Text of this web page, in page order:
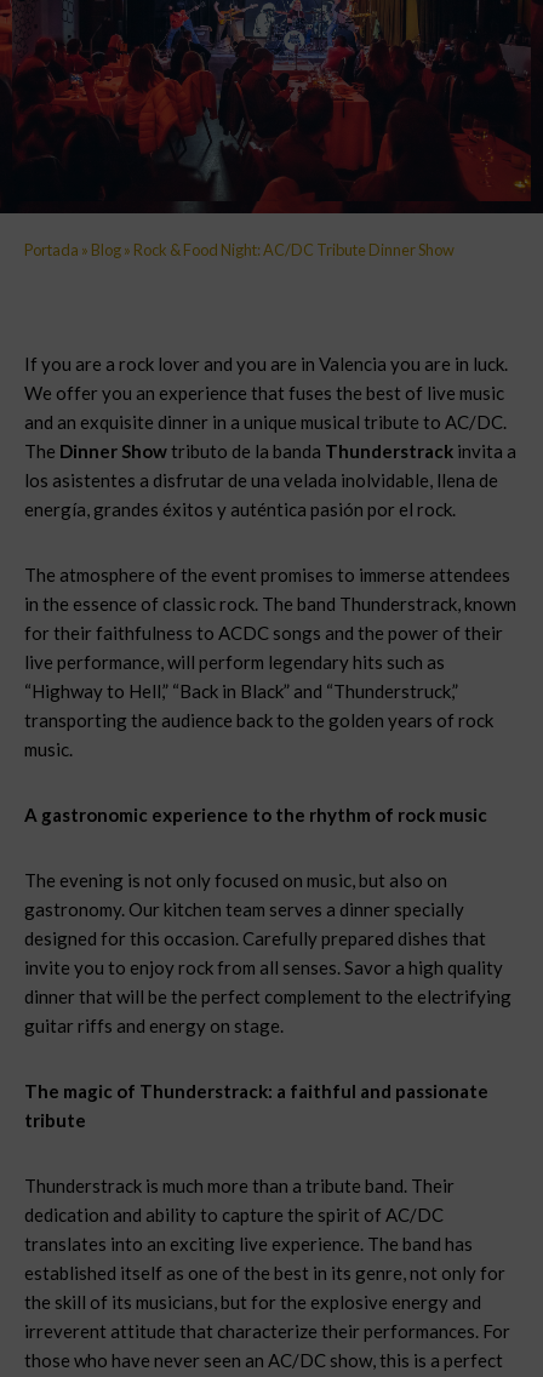
Portada » Blog» Rock & Food Night: AC/DC Tribute Dinner Show
If you are a rock lover and you are in Valencia you are in luck.
We offer you an experience that fuses the best of live music
and an exquisite dinner in a unique musical tribute to AC/DC.
The Dinner Showtributo de la banda Thunderstrack invita a
los asistentes a disfrutar de una velada inolvidable, llena de
energía, grandes éxitos y auténtica pasión por el rock.
The atmosphere of the event promises to immerse attendees
in the essence of classic rock. The band Thunderstrack, known
for their faithfulness to ACDC songs and the power of their
live performance, will perform legendary hits such as
“Highway to Hell,” “Back in Black” and “Thunderstruck,”
transporting the audience back to the golden years of rock
music.
A gastronomic experience to the rhythm of rock music
The evening is not only focused on music, but also on
gastronomy. Our kitchen team serves a dinner specially
designed for this occasion. Carefully prepared dishes that
invite you to enjoy rock from all senses. Savor a high quality
dinner that will be the perfect complement to the electrifying
guitar riffs and energy on stage.
The magic of Thunderstrack: a faithful and passionate
tribute
Thunderstrack is much more than a tribute band. Their
dedication and ability to capture the spirit of AC/DC
translates into an exciting live experience. The band has
established itself as one of the best in its genre, not only for
the skill of its musicians, but for the explosive energy and
irreverent attitude that characterize their performances. For
those who have never seen an AC/DC show, this is a perfect